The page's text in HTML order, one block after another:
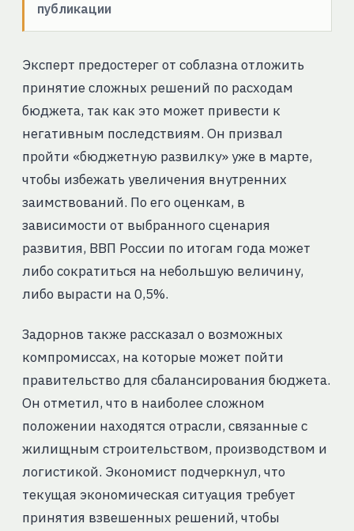
публикации
Эксперт предостерег от соблазна отложить
принятие сложных решений по расходам
бюджета, так как это может привести к
негативным последствиям. Он призвал
пройти «бюджетную развилку» уже в марте,
чтобы избежать увеличения внутренних
заимствований. По его оценкам, в
зависимости от выбранного сценария
развития, ВВП России по итогам года может
либо сократиться на небольшую величину,
либо вырасти на 0,5%.
Задорнов также рассказал о возможных
компромиссах, на которые может пойти
правительство для сбалансирования бюджета.
Он отметил, что в наиболее сложном
положении находятся отрасли, связанные с
жилищным строительством, производством и
логистикой. Экономист подчеркнул, что
текущая экономическая ситуация требует
принятия взвешенных решений, чтобы